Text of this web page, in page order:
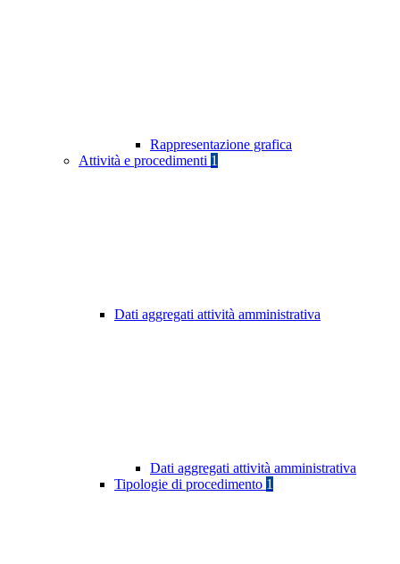
Rappresentazione grafica
Attività e procedimenti 1
Dati aggregati attività amministrativa
Dati aggregati attività amministrativa
Tipologie di procedimento 1